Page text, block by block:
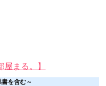
まる。】
を含む～